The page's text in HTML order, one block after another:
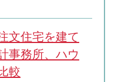
文住宅を建て
事務所、ハウ
較